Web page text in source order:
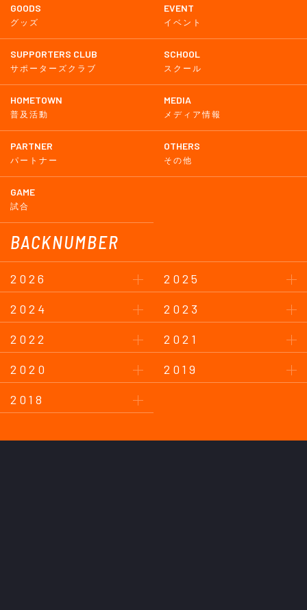
GOODS
グッズ
EVENT
イベント
SUPPORTERS CLUB
サポーターズクラブ
SCHOOL
スクール
HOMETOWN
普及活動
MEDIA
メディア情報
PARTNER
パートナー
OTHERS
その他
GAME
試合
BACKNUMBER
2026
2025
2024
2023
2022
2021
2020
2019
2018